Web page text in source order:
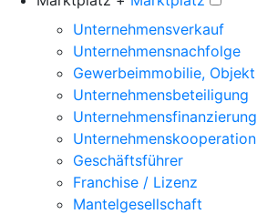
Unternehmensverkauf
Unternehmensnachfolge
Gewerbeimmobilie, Objekt
Unternehmensbeteiligung
Unternehmensfinanzierung
Unternehmenskooperation
Geschäftsführer
Franchise / Lizenz
Mantelgesellschaft